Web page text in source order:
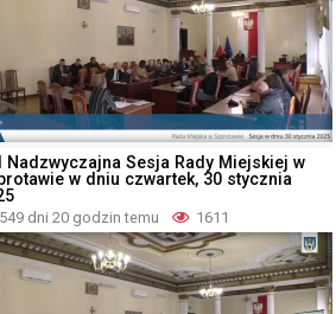
Nadzwyczajna Sesja Rady Miejskiej w
w dniu czwartek, 30 stycznia
549 dni 20 godzin temu 1611